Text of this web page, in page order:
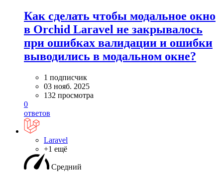
Как сделать чтобы модальное окно
в Orchid Laravel не закрывалось
при ошибках валидации и ошибки
выводились в модальном окне?
1 подписчик
03 нояб. 2025
132 просмотра
0
ответов
Laravel
+1 ещё
Средний